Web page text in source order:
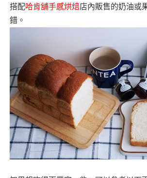
搭配哈肯舖手感烘焙店內販售的奶油或
錯。